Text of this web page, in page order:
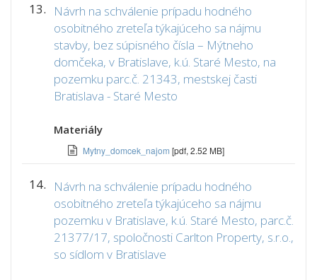
13.
Návrh na schválenie prípadu hodného
osobitného zreteľa týkajúceho sa nájmu
stavby, bez súpisného čísla – Mýtneho
domčeka, v Bratislave, k.ú. Staré Mesto, na
pozemku parc.č. 21343, mestskej časti
Bratislava - Staré Mesto
Materiály
Mytny_domcek_najom [pdf, 2.52 MB]
14.
Návrh na schválenie prípadu hodného
osobitného zreteľa týkajúceho sa nájmu
pozemku v Bratislave, k.ú. Staré Mesto, parc.č.
21377/17, spoločnosti Carlton Property, s.r.o.,
so sídlom v Bratislave